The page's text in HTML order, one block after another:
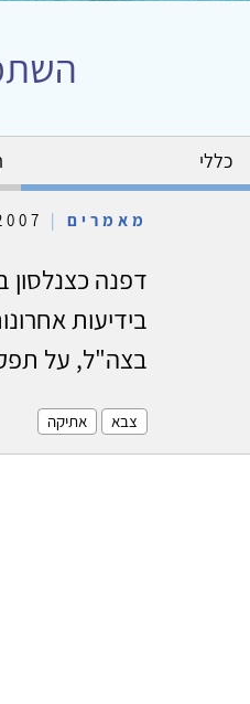
כללי
מאמרים |
דפנה כצנלסון
בצה"ל, על
צבא אתיקה